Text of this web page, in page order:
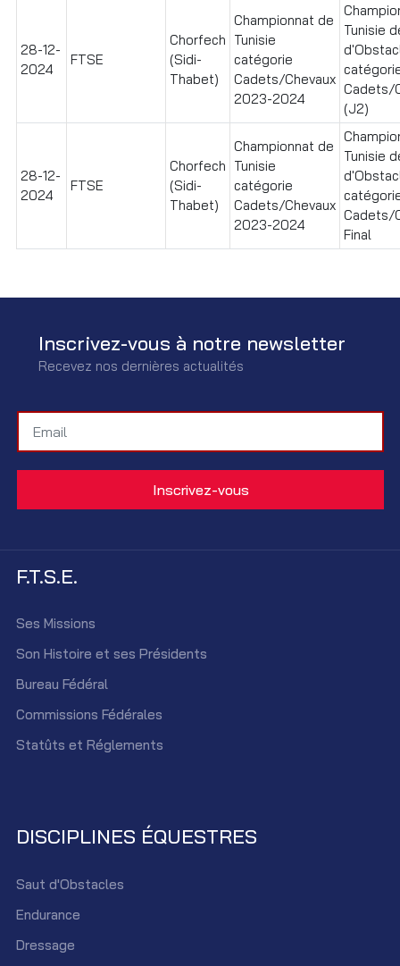
28-12-
2024
FTSE
Chorfech
(Sidi-
Thabet)
Championnat de
Tunisie
catégorie
Cadets/Chevaux
2023-2024
Tunisie
Cadets/
(J2)
28-12-
2024
FTSE
Chorfech
(Sidi-
Thabet)
Championnat de
Tunisie
catégorie
Cadets/Chevaux
2023-2024
Tunisie
Cadets/
Final
Inscrivez-vous à notre newsletter
Recevez nos dernières actualités
F.T.S.E.
Ses Missions
Son Histoire et ses Présidents
Bureau Fédéral
Commissions Fédérales
Statûts et Réglements
DISCIPLINES ÉQUESTRES
Saut d'Obstacles
Endurance
Dressage